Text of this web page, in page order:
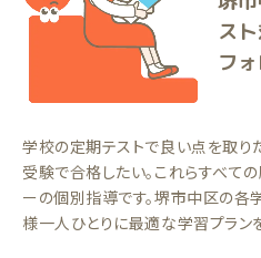
ス
フ
学校の定期テストで良い点を取り
受験で合格したい。これらすべて
ーの個別指導です。堺市中区の各
様一人ひとりに最適な学習プラン